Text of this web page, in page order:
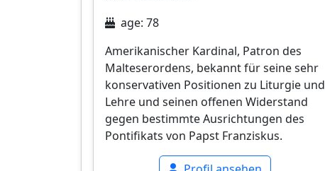
age: 78
Amerikanischer Kardinal, Patron des
Malteserordens, bekannt für seine sehr
konservativen Positionen zu Liturgie und
Lehre und seinen offenen Widerstand
gegen bestimmte Ausrichtungen des
Pontifikats von Papst Franziskus.